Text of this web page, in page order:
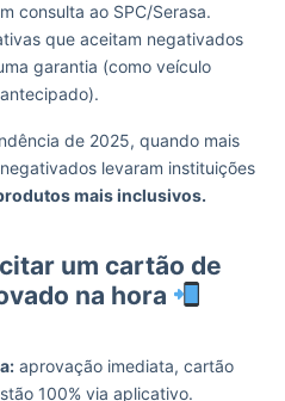
consulta ao SPC/Serasa.
que aceitam negativados
garantia (como veículo
de 2025, quando mais
levaram instituições
mais inclusivos.
um cartão de
na hora
aprovação imediata, cartão
100% via aplicativo.